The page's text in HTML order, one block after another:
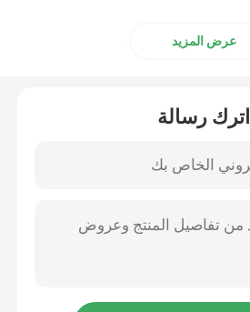
عرض المزيد
اترك رسالة